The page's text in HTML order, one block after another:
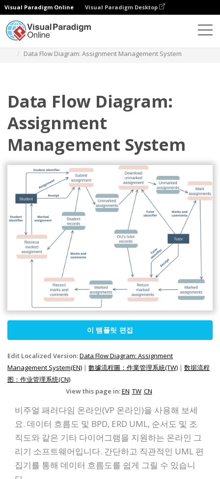
Visual Paradigm Online Visual Paradigm Desktop
Data Flow Diagram: Assignment Management System
Data Flow Diagram:
Assignment
Management System
이 템플릿 편집
Edit Localized Version:Data Flow Diagram: Assignment
Management System(EN) | 數據流程圖：作業管理系統(TW) | 数据流程
图：作业管理系统(CN)
View this page in:EN TW CN
비주얼 패러다임 온라인(VP 온라인)을 사용해 보세
요. 데이터 흐름도 및 BPD, ERD UML, 순서도 및 조
직도와 같은 기타 다이어그램을 지원하는 온라인 그
리기 소프트웨어입니다. 간단하고 직관적인 UML 편
집기를 통해 데이터 흐름도를 쉽게 그릴 수 있습니